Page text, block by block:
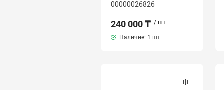
00000026826
240 000 ₸ / шт.
Наличие: 1 шт.